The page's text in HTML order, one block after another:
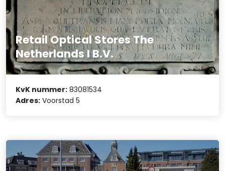
Retail Optical Stores The
Netherlands I B.V.
KvK nummer: 83081534
Adres: Voorstad 5